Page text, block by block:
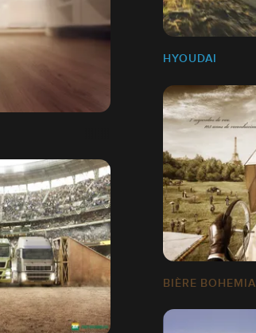
HYOUDAI
BIÈRE BOHEMIA